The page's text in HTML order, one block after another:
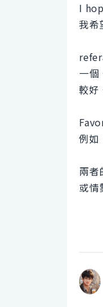
I
我希
一
較好
例如
兩者
或情